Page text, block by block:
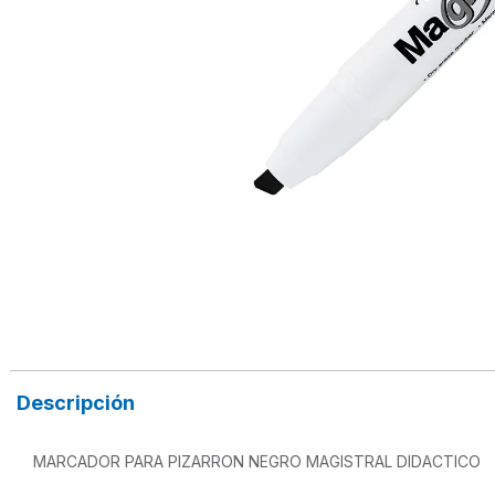
Descripción
MARCADOR PARA PIZARRON NEGRO MAGISTRAL DIDACTICO